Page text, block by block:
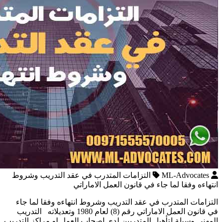
ML-Advocates
التزامات المتدرب في عقد التدريب وشروط
انتهاءه وفقا لما جاء في قانون العمل الاماراتي
التزامات المتدرب في عقد التدريب وشروط انتهاءه وفقا لما جاء
في قانون العمل الاماراتي رقم (8) لعام 1980 وتعديلاته التدريب